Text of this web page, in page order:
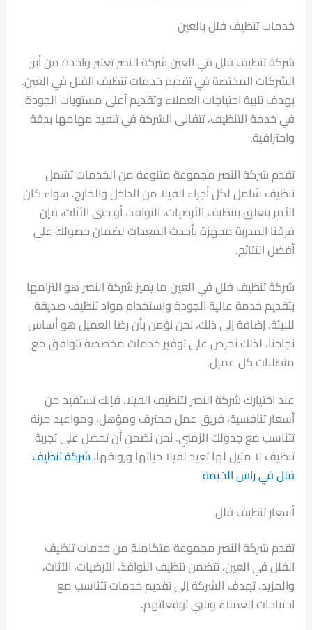
خدمات تنظيف فلل بالعين
شركة تنظيف فلل في العين شركة النصر تعتبر واحدة من أبرز
الشركات المختصة في تقديم خدمات تنظيف الفلل في العين.
بهدف تلبية احتياجات العملاء وتقديم أعلى مستويات الجودة
في خدمة التنظيف، تتفانى الشركة في تنفيذ مهامها بدقة
واحترافية.
تقدم شركة النصر مجموعة متنوعة من الخدمات تشمل
تنظيف شامل لكل أجزاء الفيلا من الداخل والخارج. سواء كان
الأمر يتعلق بتنظيف الأرضيات، النوافذ، أو حتى الأثاث، فإن
فرقنا المدربة مجهزة بأحدث المعدات لضمان حصولك على
أفضل النتائج.
شركة تنظيف فلل في العين ما يميز شركة النصر هو التزامها
بتقديم خدمة عالية الجودة واستخدام مواد تنظيف صديقة
للبيئة. إضافة إلى ذلك، نحن نؤمن بأن رضا العميل هو أساس
نجاحنا. لذلك نحرص على توفير خدمات مخصصة تتوافق مع
متطلبات كل عميل.
عند اختيارك شركة النصر لتنظيف الفيلا، فإنك تستفيد من
أسعار تنافسية، فريق عمل محترف ومؤهل، ومواعيد مرنة
تتناسب مع جدولك الزمني. نحن نضمن أن تحصل على تجربة
تنظيف لا مثيل لها تعيد لفيلا حياتها ورونقها. شركة تنظيف
فلل في راس الخيمة
أسعار تنظيف فلل
تقدم شركة النصر مجموعة متكاملة من خدمات تنظيف
الفلل في العين، تتضمن تنظيف النوافذ، الأرضيات، الأثاث،
والمزيد. تهدف الشركة إلى تقديم خدمات تتناسب مع
احتياجات العملاء وتلبي توقعاتهم.